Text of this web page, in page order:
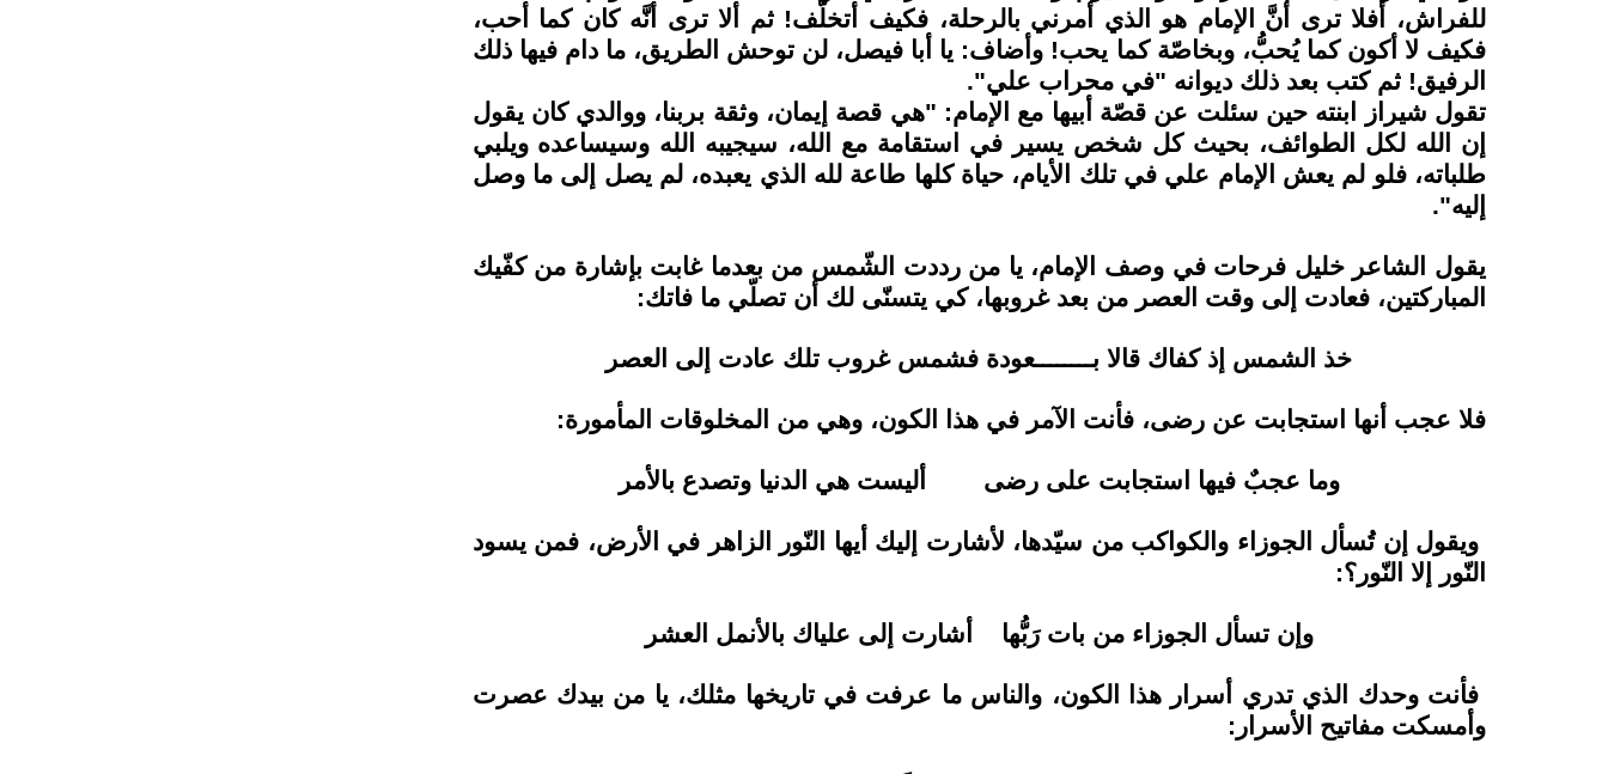
للفراش، أفلا ترى أنَّ الإمام هو الذي أمرني بالرحلة، فكيف أتخلّف! ثم ألا ترى أنَّه كان كما أحب،
فكيف لا أكون كما يُحبُّ، وبخاصّة كما يحب! وأضاف: يا أبا فيصل، لن توحش الطريق، ما دام فيها ذلك
الرفيق! ثم كتب بعد ذلك ديوانه "في محراب علي".
تقول شيراز ابنته حين سئلت عن قصّة أبيها مع الإمام: "هي قصة إيمان، وثقة بربنا، ووالدي كان يقول
إن الله لكل الطوائف، بحيث كل شخص يسير في استقامة مع الله، سيجيبه الله وسيساعده ويلبي
طلباته، فلو لم يعش الإمام علي في تلك الأيام، حياة كلها طاعة لله الذي يعبده، لم يصل إلى ما وصل
إليه".
يقول الشاعر خليل فرحات في وصف الإمام، يا من رددت الشّمس من بعدما غابت بإشارة من كفّيك
المباركتين، فعادت إلى وقت العصر من بعد غروبها، كي يتسنّى لك أن تصلّي ما فاتك:
خذ الشمس إذ كفاك قالا بــــــــعودة فشمس غروب تلك عادت إلى العصر
فلا عجب أنها استجابت عن رضى، فأنت الآمر في هذا الكون، وهي من المخلوقات المأمورة:
وما عجبٌ فيها استجابت على رضى أليست هي الدنيا وتصدع بالأمر
ويقول إن تُسأل الجوزاء والكواكب من سيّدها، لأشارت إليك أيها النّور الزاهر في الأرض، فمن يسود
النّور إلا النّور؟:
وإن تسأل الجوزاء من بات رَبُّها أشارت إلى علياك بالأنمل العشر
فأنت وحدك الذي تدري أسرار هذا الكون، والناس ما عرفت في تاريخها مثلك، يا من بيدك عصرت
وأمسكت مفاتيح الأسرار: